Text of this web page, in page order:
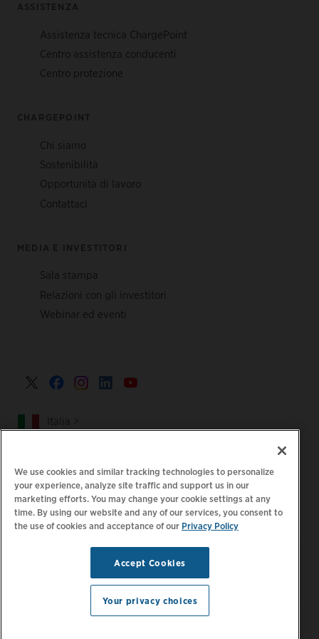
ASSISTENZA
Assistenza tecnica ChargePoint
Centro assistenza conducenti
Centro protezione
CHARGEPOINT
Chi siamo
Sostenibilità
Opportunità di lavoro
Contattaci
MEDIA E INVESTITORI
Sala stampa
Relazioni con gli investitori
Webinar ed eventi
Italia >
Informativa sulla privacy | Le tue scelte sulla privacy
Note legali | Dichiarazione sull'accessibilità |
Codice di
condotta dei fornitori
| Informazioni EPR
Tieniti aggiornato.
Gestisci preferenze e-
mail
© 2026 ChargePoint, Inc.
We use cookies and similar tracking technologies to personalize
your experience, analyze site traffic and support us in our
marketing efforts. You may change your cookie settings at any
time. By using our website and any of our services, you consent to
the use of cookies and acceptance of our Privacy Policy
Accept Cookies
Your privacy choices